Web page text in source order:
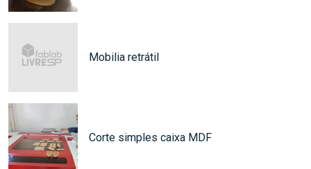
Mobilia retrátil
Corte simples caixa MDF